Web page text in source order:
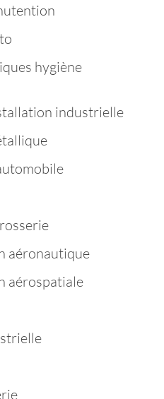
hygiène
industrielle
aéronautique
aérospatiale